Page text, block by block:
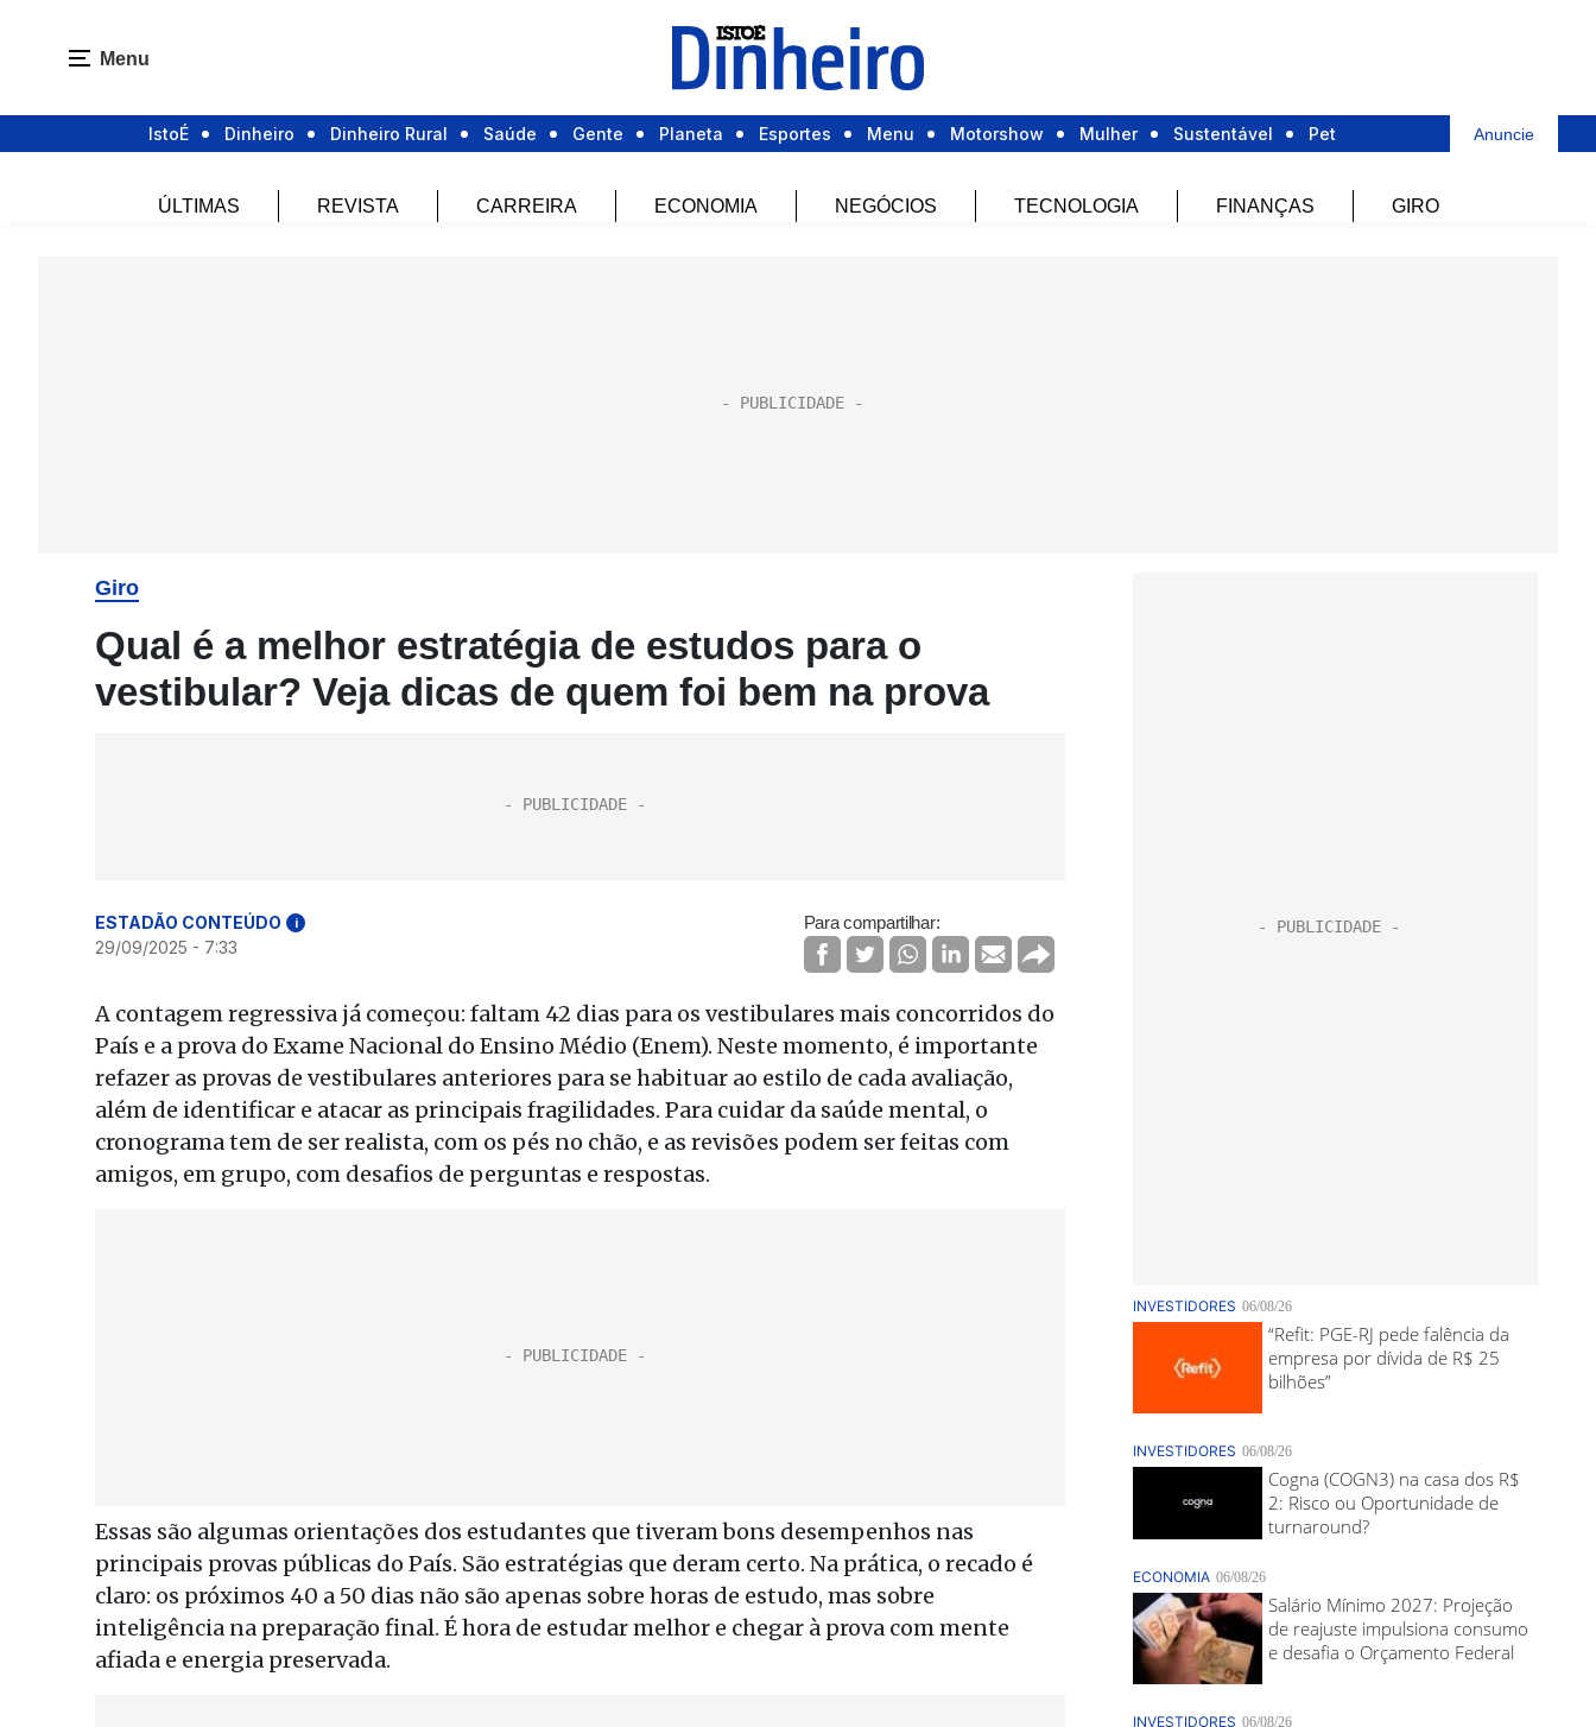
Menu
IstoÉ Dinheiro Dinheiro Rural Saúde Gente Planeta Esportes Menu Motorshow Mulher Sustentável Pet Anuncie
ÚLTIMAS REVISTA CARREIRA ECONOMIA NEGÓCIOS TECNOLOGIA FINANÇAS GIRO
Giro
Qual é a melhor estratégia de estudos para o
vestibular? Veja dicas de quem foi bem na prova
ESTADÃO CONTEÚDO i
29/09/2025 - 7:33
Para compartilhar:
A contagem regressiva já começou: faltam 42 dias para os vestibulares mais concorridos do
País e a prova do Exame Nacional do Ensino Médio (Enem). Neste momento, é importante
refazer as provas de vestibulares anteriores para se habituar ao estilo de cada avaliação,
além de identificar e atacar as principais fragilidades. Para cuidar da saúde mental, o
cronograma tem de ser realista, com os pés no chão, e as revisões podem ser feitas com
amigos, em grupo, com desafios de perguntas e respostas.
Essas são algumas orientações dos estudantes que tiveram bons desempenhos nas
principais provas públicas do País. São estratégias que deram certo. Na prática, o recado é
claro: os próximos 40 a 50 dias não são apenas sobre horas de estudo, mas sobre
inteligência na preparação final. É hora de estudar melhor e chegar à prova com mente
afiada e energia preservada.